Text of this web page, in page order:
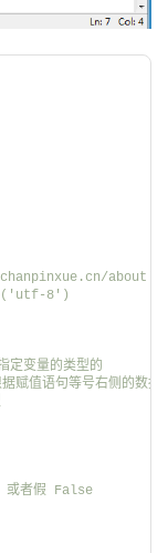
about')
8')
变量的类型的
赋值语句等号右侧的数据
或者假 False